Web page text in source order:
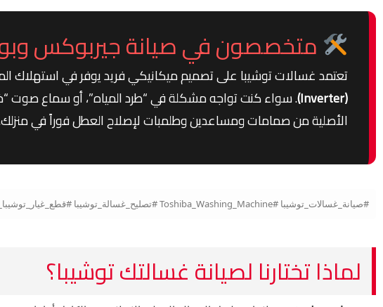
متخصصون في صيانة جيربوكس
تعتمد غسالات توشيبا على تصميم ميكانيكي فريد يوفر في استهلاك
(Inverter)
. سواء كنت تواجه مشكلة في “طرد المياه”، أو سماع صوت
الأصلية من صمامات ومساعدين وطلمبات لإصلاح العطل فوراً في
#صيانة_غسالات_توشيبا #Toshiba_Washing_Machine #تصليح_غسالة_توشيبا #قطع_غيار_توشيبا_الأصلية #صيانة_توشيبا_فوق_اتوماتيك #موتور_توشيبا #مركز_صيانة_توشيبا_العربي
لماذا تختارنا لصيانة غسالتك توشيبا؟